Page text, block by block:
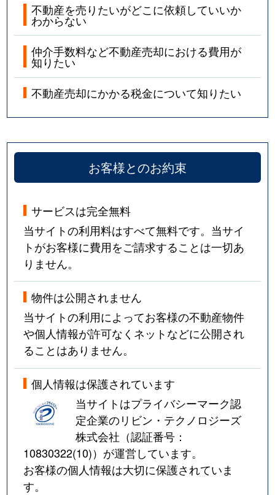
不動産を売りたいがどこに依頼していいか
わからない
仲介手数料など不動産売却における費用が
知りたい
不動産売却にかかる税金について知りたい
お客様とのお約束
サービスは完全無料
当サイトの利用料はすべて無料です。当サイ
トがお客様に費用をご請求することは一切あ
りません。
物件は公開されません
当サイトの利用によってお客様の不動産物件
や個人情報が許可なくネットなどに公開され
ることはありません。
個人情報は保護されています
当サイトはプライバシーマーク認
定企業のリビン・テクノロジーズ
株式会社（認証番号：
10830322(10)）が運営しています。
お客様の個人情報は大切に保護されていま
す。